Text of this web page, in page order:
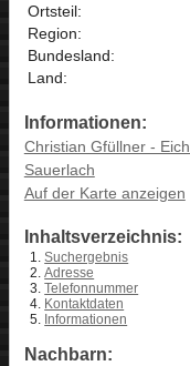
Ortsteil:
Region:
Bundesland:
Land:
Informationen:
Christian Gfüllner -
Sauerlach
Auf der Karte anzeigen
Inhaltsverzeichnis:
Suchergebnis
Adresse
Telefonnummer
Kontaktdaten
Informationen
Nachbarn: